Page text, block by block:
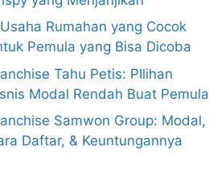
Rumahan yang Cocok
Pemula yang Bisa Dicoba
Tahu Petis: PIlihan
Modal Rendah Buat Pemula
Samwon Group: Modal,
Daftar, & Keuntungannya